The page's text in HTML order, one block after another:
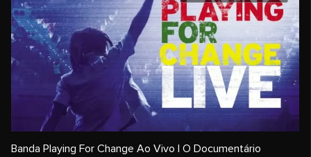
Banda Playing For Change Ao Vivo | O Documentário